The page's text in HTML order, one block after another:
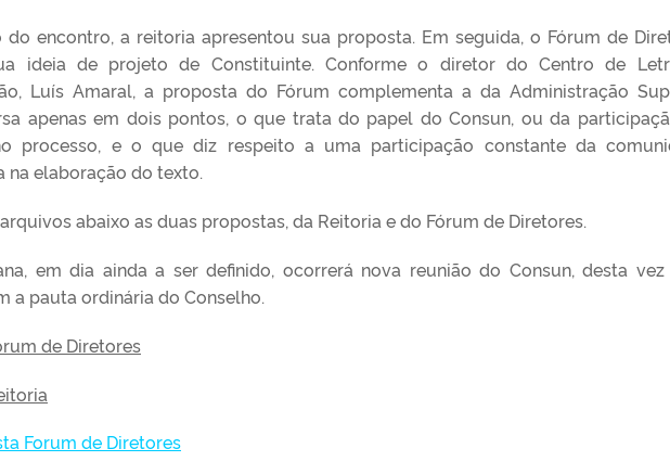
do encontro, a reitoria apresentou sua proposta. Em seguida, o Fórum de
ideia de projeto de Constituinte. Conforme o diretor do Centro de
Luís Amaral, a proposta do Fórum complementa a da Administração
apenas em dois pontos, o que trata do papel do Consun, ou da
processo, e o que diz respeito a uma participação constante da
na elaboração do texto.
abaixo as duas propostas, da Reitoria e do Fórum de Diretores.
em dia ainda a ser definido, ocorrerá nova reunião do Consun, desta vez
a pauta ordinária do Conselho.
de Diretores
Forum de Diretores